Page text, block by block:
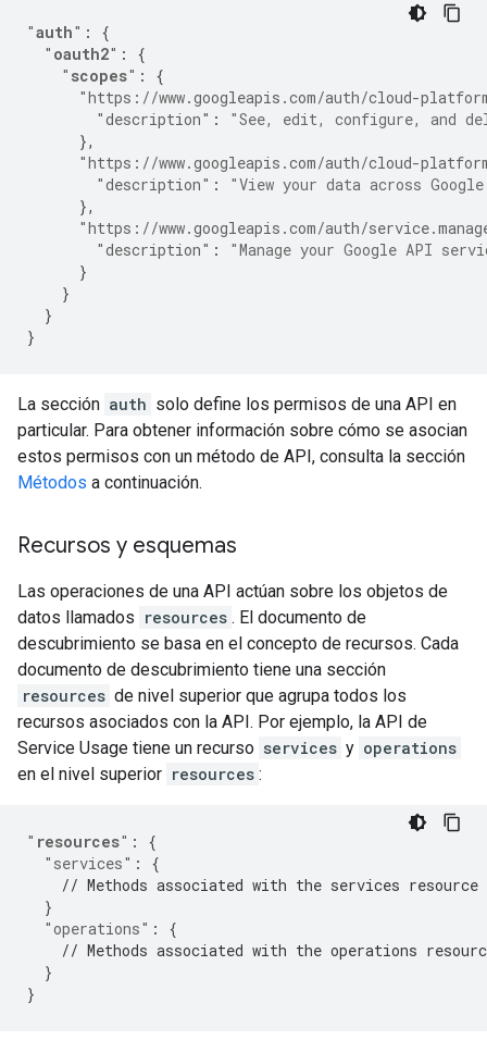
"auth" :
{
" oauth2" :
{
" scopes" :
{
"https://www.googleapis.com/auth/cloud-
"description" :
"See, edit, configure, and
},
"https://www.googleapis.com/auth/cloud-
"description" :
"View your data across
},
"https://www.googleapis.com/auth/
"description" :
"Manage your Google API
}
}
}
}
La sección auth solo define los permisos de una API en
particular. Para obtener información sobre cómo se asocian
estos permisos con un método de API, consulta la sección
Métodos a continuación.
Recursos y esquemas
Las operaciones de una API actúan sobre los objetos de
datos llamados resources . El documento de
descubrimiento se basa en el concepto de recursos. Cada
documento de descubrimiento tiene una sección
resources de nivel superior que agrupa todos los
recursos asociados con la API. Por ejemplo, la API de
Service Usage tiene un recurso services y operations
en el nivel superior resources :
" resources" :
{
"services" :
{
// Methods associated with the services resource
}
"operations" :
{
// Methods associated with the operations
}
}